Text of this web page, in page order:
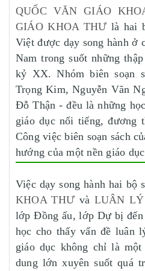
QUỐC VĂN GIÁO
GIÁO KHOA THƯ là hai
Việt được dạy song hành ở
Nam trong suốt những
kỷ XX. Nhóm biên soạn
Trọng Kim, Nguyễn Văn
Đỗ Thận - đều là những
giáo dục nổi tiếng, đương
Công việc biên soạn sách
hướng của một nền giáo
Việc dạy song hành hai bộ
KHOA THƯ và LUÂN
lớp Đồng ấu, lớp Dự bị
học cho thấy vấn đề luân
giáo dục không chỉ là
dung lớn xuyên suốt quá